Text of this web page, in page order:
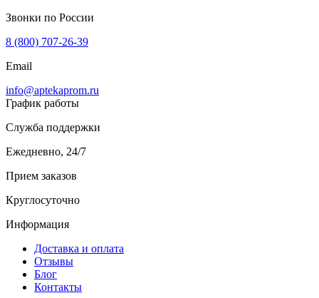
Звонки по России
8 (800) 707-26-39
Email
info@aptekaprom.ru
График работы
Служба поддержки
Ежедневно, 24/7
Прием заказов
Круглосуточно
Информация
Доставка и оплата
Отзывы
Блог
Контакты